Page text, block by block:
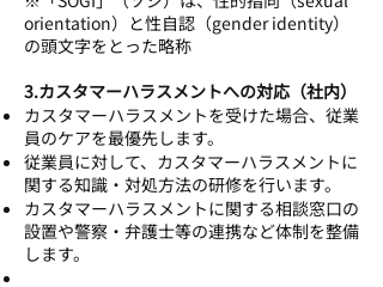
orientation）と性自認（gender identity）
の頭文字をとった略称
3.カスタマーハラスメントへの対応（社内）
カスタマーハラスメントを受けた場合、従業
員のケアを最優先します。
従業員に対して、カスタマーハラスメントに
関する知識・対処方法の研修を行います。
カスタマーハラスメントに関する相談窓口の
設置や警察・弁護士等の連携など体制を整備
します。